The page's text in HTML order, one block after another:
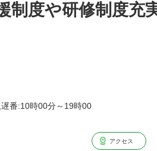
制度や研修制度
番:10時00分～19時00
アクセス